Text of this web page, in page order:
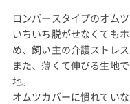
ロンパースタイプのオムツ
いちいち脱がせなくても
め、飼い主の介護ストレス
また、薄くて伸びる生地
地。
オムツカバーに慣れてい